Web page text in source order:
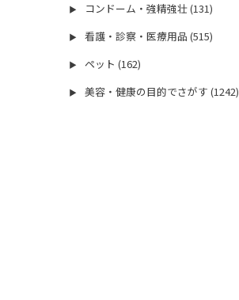
▶ コンドーム・強精強壮 (131)
▶ 看護・診察・医療用品 (515)
▶ ペット (162)
▶ 美容・健康の目的でさがす (1242)